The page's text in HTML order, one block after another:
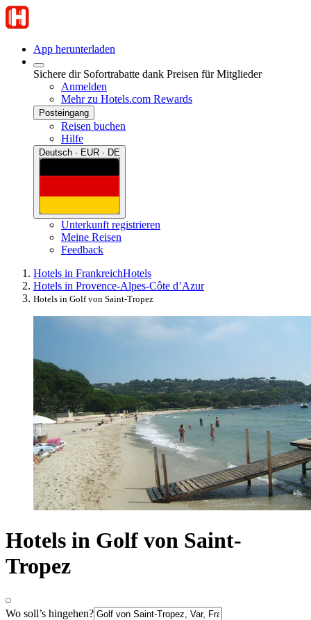
App herunterladen
Sichere dir Sofortrabatte dank Preisen für Mitglieder
Anmelden
Mehr zu Hotels.com Rewards
Posteingang
Reisen buchen
Hilfe
Deutsch · EUR · DE
Unterkunft registrieren
Meine Reisen
Feedback
Hotels in FrankreichHotels
Hotels in Provence-Alpes-Côte d’Azur
Hotels in Golf von Saint-Tropez
Hotels in Golf von Saint-
Tropez
Wo soll’s hingehen?